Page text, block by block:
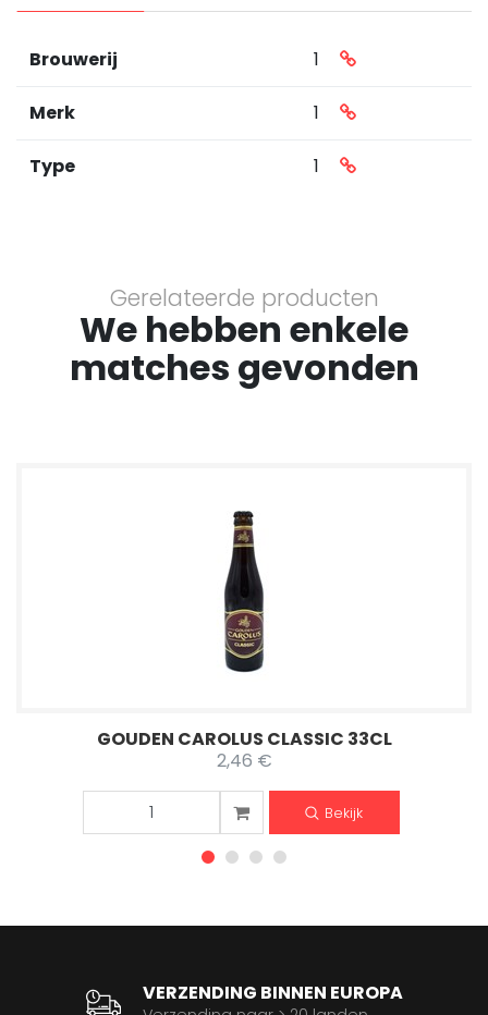
Brouwerij 1
Merk 1
Type 1
Gerelateerde producten
We hebben enkele
matches gevonden
GOUDEN CAROLUS CLASSIC 33CL
2,46 €
Bekijk
VERZENDING BINNEN EUROPA